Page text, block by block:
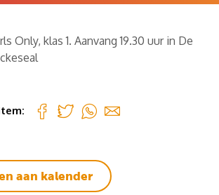
Only, klas 1. Aanvang 19.30 uur in De
aan kalender